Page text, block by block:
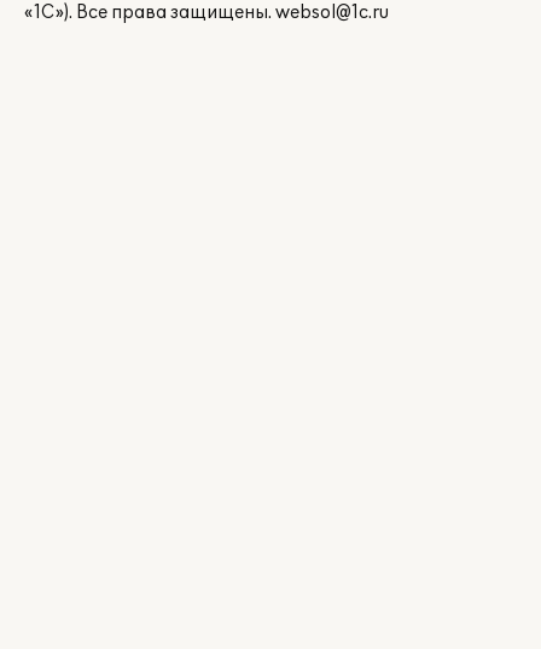
«1С»). Все права защищены. websol@1c.ru